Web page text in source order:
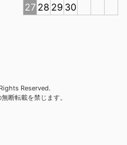
27 28 29 30
Reserved.
断転載を禁じます。